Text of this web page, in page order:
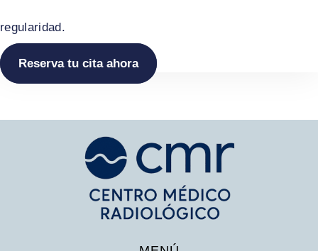
regularidad.
Reserva tu cita ahora